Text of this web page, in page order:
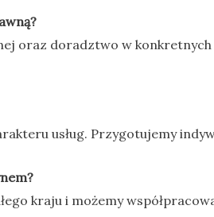
oraz doradztwo w
usług. Przygotujemy
kraju i możemy